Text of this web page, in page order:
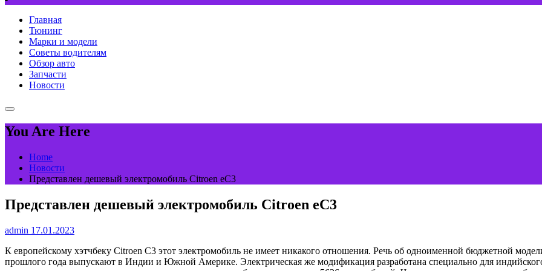
Главная
Тюнинг
Марки и модели
Советы водителям
Обзор авто
Запчасти
Новости
You Are Here
Home
Новости
Представлен дешевый электромобиль Citroen eC3
Представлен дешевый электромобиль Citroen eC3
admin 17.01.2023
К европейскому хэтчбеку Citroen C3 этот электромобиль не имеет никакого отношения. Речь об одноименной бюджетной
прошлого года выпускают в Индии и Южной Америке. Электрическая же модификация разработана специально для